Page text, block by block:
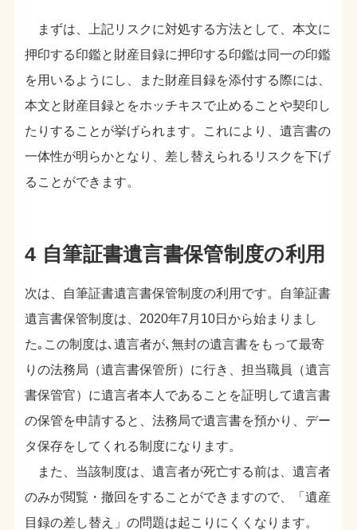
まずは、上記リスクに対処する方法として、本文に
押印する印鑑と財産目録に押印する印鑑は同一の印鑑
を用いるようにし、また財産目録を添付する際には、
本文と財産目録とをホッチキスで止めることや契印し
たりすることが挙げられます。これにより、遺言書の
一体性が明らかとなり、差し替えられるリスクを下げ
ることができます。
4 自筆証書遺言書保管制度の利用
次は、自筆証書遺言書保管制度の利用です。自筆証書
遺言書保管制度は、2020年7月10日から始まりまし
た｡この制度は､遺言者が､無封の遺言書をもって最寄
りの法務局（遺言書保管所）に行き、担当職員（遺言
書保管官）に遺言者本人であることを証明して遺言書
の保管を申請すると、法務局で遺言書を預かり、デー
タ保存をしてくれる制度になります。
また、当該制度は、遺言者が死亡する前は、遺言者
のみが閲覧・撤回をすることができますので、「遺産
目録の差し替え」の問題は起こりにくくなります。